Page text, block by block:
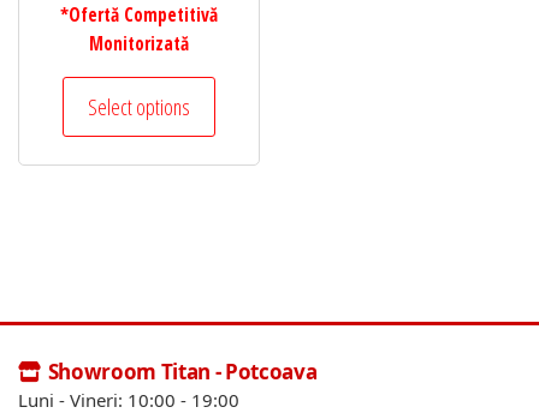
*Ofertă Competitivă
Monitorizată
Select options
Showroom Titan - Potcoava
Luni - Vineri: 10:00 - 19:00